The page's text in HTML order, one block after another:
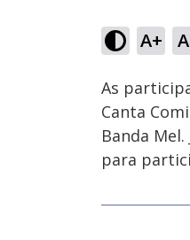
A+
As
Canta
Banda
para